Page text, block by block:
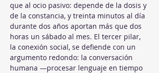
que al ocio pasivo: depende de la dosis y
de la constancia, y treinta minutos al día
durante dos años aportan más que dos
horas un sábado al mes. El tercer pilar,
la conexión social, se defiende con un
argumento redondo: la conversación
humana —procesar lenguaje en tiempo